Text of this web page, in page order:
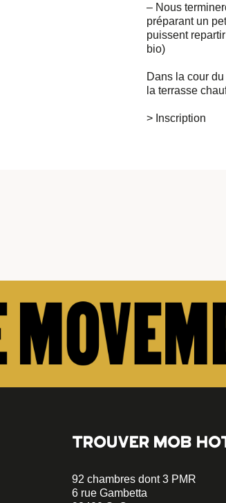
– Nous
préparant un
puissent
bio)
Dans la cour
la terrasse
> Inscription
TROUVER MOB
92 chambres dont 3 PMR
6 rue Gambetta